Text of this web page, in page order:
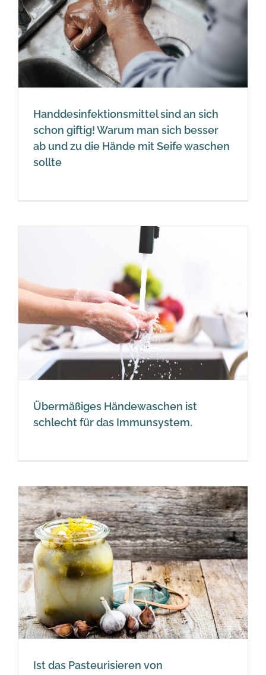
Handdesinfektionsmittel sind an sich
schon giftig! Warum man sich besser
ab und zu die Hände mit Seife waschen
sollte
Übermäßiges Händewaschen ist
schlecht für das Immunsystem.
Ist das Pasteurisieren von